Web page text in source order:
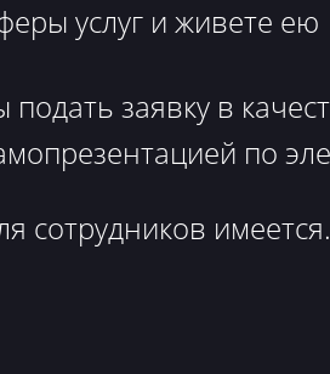
услуг и живете ею
подать заявку в
по
сотрудников